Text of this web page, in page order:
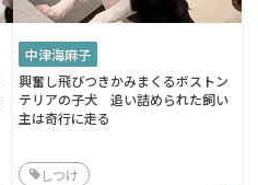
中津海麻子
興奮し飛びつきかみまくるボストン
テリアの子犬 追い詰められた飼い
主は奇行に走る
しつけ